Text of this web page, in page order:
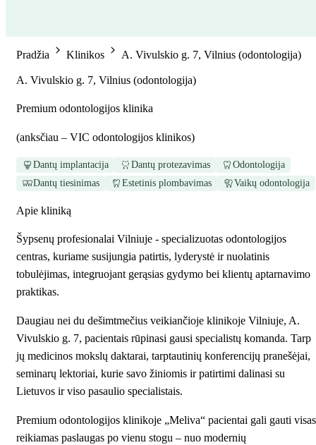
Pradžia Klinikos A. Vivulskio g. 7, Vilnius (odontologija)
A. Vivulskio g. 7, Vilnius (odontologija)
Premium odontologijos klinika
(anksčiau – VIC odontologijos klinikos)
Dantų implantacija Dantų protezavimas
Odontologija
Dantų tiesinimas
Estetinis plombavimas Vaikų odontologija
Apie kliniką
Šypsenų profesionalai Vilniuje - specializuotas odontologijos
centras, kuriame susijungia patirtis, lyderystė ir nuolatinis
tobulėjimas, integruojant gerąsias gydymo bei klientų aptarnavimo
praktikas.
Daugiau nei du dešimtmečius veikiančioje klinikoje Vilniuje, A.
Vivulskio g. 7, pacientais rūpinasi gausi specialistų komanda. Tarp
jų medicinos mokslų daktarai, tarptautinių konferencijų pranešėjai,
seminarų lektoriai, kurie savo žiniomis ir patirtimi dalinasi su
Lietuvos ir viso pasaulio specialistais.
Premium odontologijos klinikoje „Meliva“ pacientai gali gauti visas
reikiamas paslaugas po vienu stogu – nuo modernių